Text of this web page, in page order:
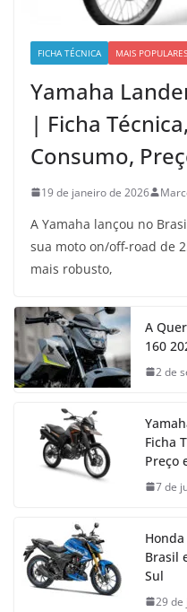
FICHA TÉCNICA MAIS POPULARES
Yamaha
| Ficha
Consumo,
19 de janeiro de 2026
A Yamaha lançou no
sua moto on/off-road de
mais robusto,
A
160
2 de
Ficha
Preço
7 de
Brasil
Sul
29 de